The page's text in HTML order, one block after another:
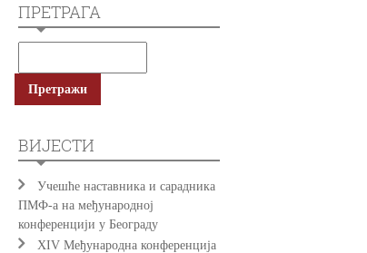
ПРЕТРАГА
ВИЈЕСТИ
Учешће наставника и сарадника
ПМФ-а на међународној
конференцији у Београду
XIV Међународна конференција